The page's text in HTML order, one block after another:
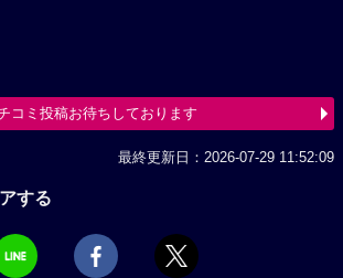
コミ投稿お待ちしております
最終更新日：2026-07-29 11:52:09
する